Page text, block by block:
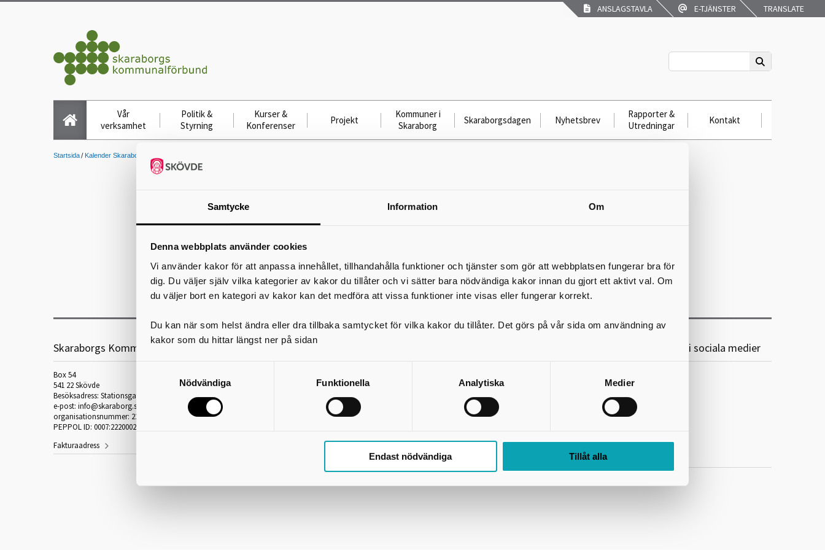
Samtycke Information Om
Denna webbplats använder cookies
Vi använder kakor för att anpassa innehållet, tillhandahålla funktioner och tjänster som gör att webbplatsen fungerar bra för
dig. Du väljer själv vilka kategorier av kakor du tillåter och vi sätter bara nödvändiga kakor innan du gjort ett aktivt val. Om
du väljer bort en kategori av kakor kan det medföra att vissa funktioner inte visas eller fungerar korrekt.
Du kan när som helst ändra eller dra tillbaka samtycket för vilka kakor du tillåter. Det görs på vår sida om användning av
kakor som du hittar längst ner på sidan
Nödvändiga Funktionella Analytiska Medier
Endast nödvändiga Tillåt alla
ANSLAGSTAVLA E-TJÄNSTER TRANSLATE
Vår
verksamhet
Politik &
Styrning
Kurser &
Konferenser
Projekt
Kommuner i
Skaraborg
Skaraborgsdagen Nyhetsbrev
Rapporter &
Utredningar
Kontakt
Startsida Kalender Skaraborgs Kommuna...
Delregionala kollektivtrafikrådet Skaraborg
DKR
05 jun 2026 10:00 − 12:00
Tiden kan komma att justeras.
Skriv ut
Skaraborgs Kommunalförbund
Box 54
541 22 Skövde
Besöksadress: Stationsgatan 3, 541 30 Skövde
e-post: info@skaraborg.se
organisationsnummer: 222000-2188
PEPPOL ID: 0007:2220002188
Fakturaadress
Länkar och information
Om webbplatsen
Tillgänglighetsredogörelse
Skaraborgs Kommunalförbund i sociala medier
Följ oss på Facebook
Följ oss på LinkedIn